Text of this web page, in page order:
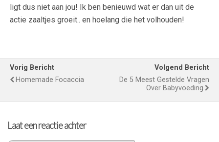
ligt dus niet aan jou! Ik ben benieuwd wat er dan uit de
actie zaaltjes groeit.. en hoelang die het volhouden!
Vorig Bericht
Homemade Focaccia
Volgend Bericht
De 5 Meest Gestelde Vragen
Over Babyvoeding
Laat een reactie achter